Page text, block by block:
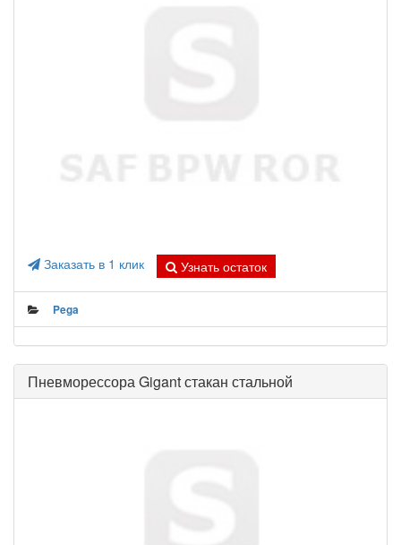
Заказать в 1 клик Узнать остаток
Pega
Пневморессора Gigant стакан стальной